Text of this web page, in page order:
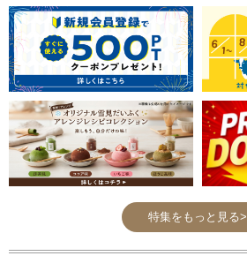
特集をもっと見る>